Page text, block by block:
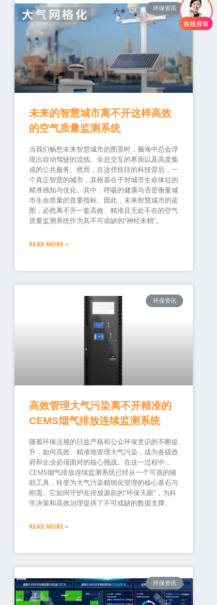
环保资讯
未来的智慧城市离不开这样高效
的空气质量监测系统
当我们畅想未来智慧城市的图景时，脑海中总会浮
现出自动驾驶的流线、全息交互的界面以及高度集
成的公共服务。然而，在这些炫目的科技背后，一
个真正智慧的城市，其根基在于对城市生命体征的
精准感知与优化。其中，呼吸的健康与否是衡量城
市生命质量的首要指标。因此，未来智慧城市的蓝
图，必然离不开一套高效、精准且无处不在的空气
质量监测系统作为其不可或缺的“神经末梢”。
READ MORE »
环保资讯
高效管理大气污染离不开精准的
CEMS烟气排放连续监测系统
随着环保法规的日益严格和公众环保意识的不断提
升，如何高效、精准地管理大气污染，成为各级政
府和企业必须面对的核心挑战。在这一过程中，
CEMS烟气排放连续监测系统已经从一个可选的辅
助工具，转变为大气污染精细化管理的核心基石与
刚需。它如同守护在排放源前的“环保天眼”，为科
学决策和高效治理提供了不可或缺的数据支撑。
READ MORE »
环保资讯